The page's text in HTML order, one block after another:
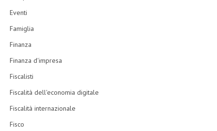
Eventi
Famiglia
Finanza
Finanza d'impresa
Fiscalisti
Fiscalità dell'economia digitale
Fiscalità internazionale
Fisco